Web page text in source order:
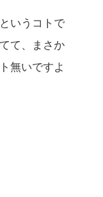
いうコトで
て、まさか
無いですよ